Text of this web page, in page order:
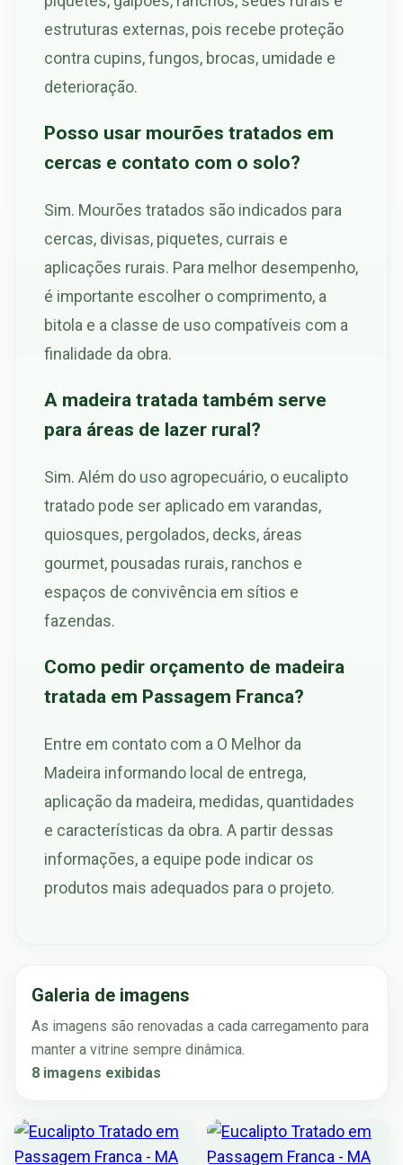
estruturas externas, pois recebe proteção
contra cupins, fungos, brocas, umidade e
deterioração.
Posso usar mourões tratados em
cercas e contato com o solo?
Sim. Mourões tratados são indicados para
cercas, divisas, piquetes, currais e
aplicações rurais. Para melhor desempenho,
é importante escolher o comprimento, a
bitola e a classe de uso compatíveis com a
finalidade da obra.
A madeira tratada também serve
para áreas de lazer rural?
Sim. Além do uso agropecuário, o eucalipto
tratado pode ser aplicado em varandas,
quiosques, pergolados, decks, áreas
gourmet, pousadas rurais, ranchos e
espaços de convivência em sítios e
fazendas.
Como pedir orçamento de madeira
tratada em Passagem Franca?
Entre em contato com a O Melhor da
Madeira informando local de entrega,
aplicação da madeira, medidas, quantidades
e características da obra. A partir dessas
informações, a equipe pode indicar os
produtos mais adequados para o projeto.
Galeria de imagens
As imagens são renovadas a cada carregamento para
manter a vitrine sempre dinâmica.
8 imagens exibidas